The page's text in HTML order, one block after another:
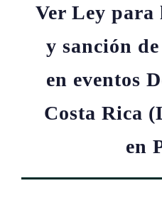
Ver Ley para
y sanción
en eventos
Costa Rica
en